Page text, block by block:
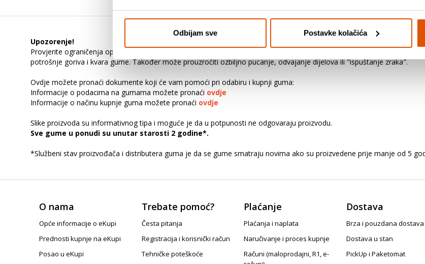
Odbijam sve Postavke kolačića
Upozorenje!
Provjerite ograničenja opterećenja u priručniku za vlasnika vozila. Preopterećivanjem vozila opterećuju se gume i
potrošnje goriva i kvara gume. Također može prouzročiti ozbiljno pucanje, odvajanje dijelova ili "ispuštanje zraka".
Ovdje možete pronaći dokumente koji će vam pomoći pri odabiru i kupnji guma:
Informacije o podacima na gumama možete pronaći ovdje
Informacije o načinu kupnje guma možete pronaći ovdje
Slike proizvoda su informativnog tipa i moguće je da u potpunosti ne odgovaraju proizvodu.
Sve gume u ponudi su unutar starosti 2 godine*.
*Službeni stav proizvođača i distributera guma je da se gume smatraju novima ako su proizvedene prije manje od 5
O nama
Opće informacije o eKupi
Prednosti kupnje na eKupi
Posao u eKupi
Trebate pomoć?
Česta pitanja
Registracija i korisnički račun
Tehničke poteškoće
Plaćanje
Plaćanja i naplata
Naručivanje i proces kupnje
Računi (maloprodajni, R1, e-
Dostava
Brza i pouzdana dostava
Dostava u stan
PickUp i Paketomat